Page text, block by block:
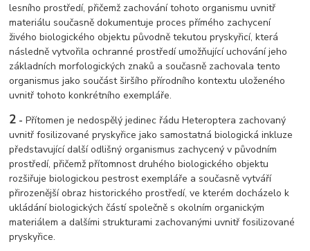
lesního prostředí, přičemž zachování tohoto organismu uvnitř
materiálu současně dokumentuje proces přímého zachycení
živého biologického objektu původně tekutou pryskyřicí, která
následně vytvořila ochranné prostředí umožňující uchování jeho
základních morfologických znaků a současně zachovala tento
organismus jako součást širšího přírodního kontextu uloženého
uvnitř tohoto konkrétního exempláře.
2 - Přítomen je nedospělý jedinec řádu Heteroptera zachovaný
uvnitř fosilizované pryskyřice jako samostatná biologická inkluze
představující další odlišný organismus zachycený v původním
prostředí, přičemž přítomnost druhého biologického objektu
rozšiřuje biologickou pestrost exempláře a současně vytváří
přirozenější obraz historického prostředí, ve kterém docházelo k
ukládání biologických částí společně s okolním organickým
materiálem a dalšími strukturami zachovanými uvnitř fosilizované
pryskyřice.